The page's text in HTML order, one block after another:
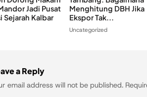
Jadi Pusat
Sejarah Kalbar
Menghitung DBH Jika
Ekspor Tak...
Uncategorized
a Reply
email address will not be published.